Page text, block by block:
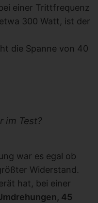
einer Trittfrequenz
300 Watt, ist der
die Spanne von 40
im Test?
war es egal ob
Widerstand.
hat, bei einer
45